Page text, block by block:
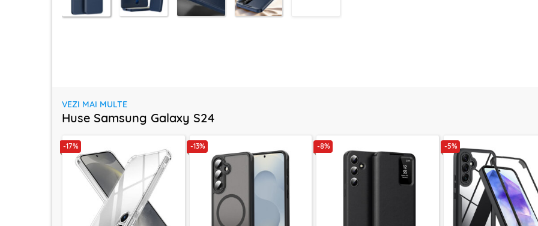
VEZI MAI MULTE
Huse Samsung Galaxy S24
-17% -13% -8% -5%